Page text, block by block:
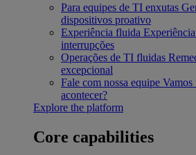
Para equipes de TI enxutas
dispositivos proativo
Experiência fluida
interrupções
Operações de TI fluidas
excepcional
Fale com nossa equipe Vamos
acontecer?
Explore the platform
Core capabilities